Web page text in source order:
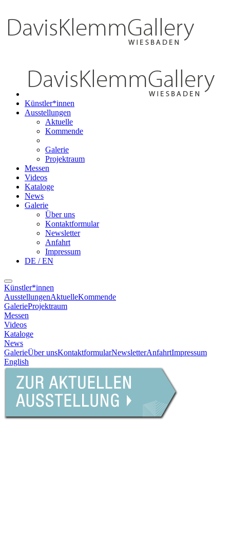
Künstler*innen
Ausstellungen
Aktuelle
Kommende
Galerie
Projektraum
Messen
Videos
Kataloge
News
Galerie
Über uns
Kontaktformular
Newsletter
Anfahrt
Impressum
DE / EN
Künstler*innen
AusstellungenAktuelleKommende
GalerieProjektraum
Messen
Videos
Kataloge
News
GalerieÜber unsKontaktformularNewsletterAnfahrtImpressum
English